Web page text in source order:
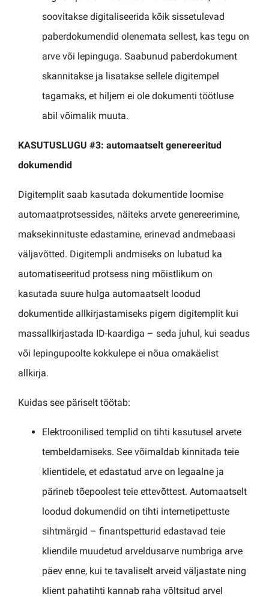
soovitakse digitaliseerida kõik sissetulevad
paberdokumendid olenemata sellest, kas tegu on
arve või lepinguga. Saabunud paberdokument
skannitakse ja lisatakse sellele digitempel
tagamaks, et hiljem ei ole dokumenti töötluse
abil võimalik muuta.
KASUTUSLUGU #3: automaatselt genereeritud
dokumendid
Digitemplit saab kasutada dokumentide loomise
automaatprotsessides, näiteks arvete genereerimine,
maksekinnituste edastamine, erinevad andmebaasi
väljavõtted. Digitempli andmiseks on lubatud ka
automatiseeritud protsess ning mõistlikum on
kasutada suure hulga automaatselt loodud
dokumentide allkirjastamiseks pigem digitemplit kui
massallkirjastada ID-kaardiga – seda juhul, kui seadus
või lepingupoolte kokkulepe ei nõua omakäelist
allkirja.
Kuidas see päriselt töötab:
Elektroonilised templid on tihti kasutusel arvete
tembeldamiseks. See võimaldab kinnitada teie
klientidele, et edastatud arve on legaalne ja
pärineb tõepoolest teie ettevõttest. Automaatselt
loodud dokumendid on tihti internetipettuste
sihtmärgid – finantspetturid edastavad teie
kliendile muudetud arveldusarve numbriga arve
päev enne, kui te tavaliselt arveid väljastate ning
klient pahatihti kannab raha võltsitud arvel